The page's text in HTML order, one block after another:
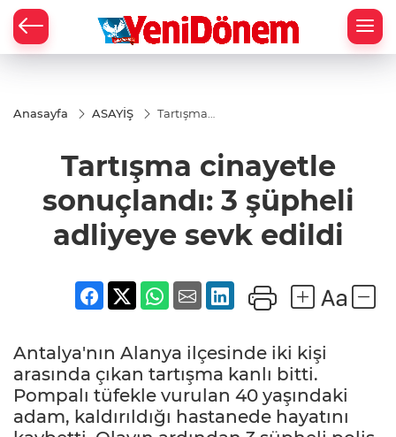
Anasayfa ASAYİŞ
Tartışma
adliyeye
Tartışma cinayetle
sonuçlandı: 3 şüpheli
adliyeye sevk edildi
Antalya'nın Alanya ilçesinde iki kişi
arasında çıkan tartışma kanlı bitti.
Pompalı tüfekle vurulan 40 yaşındaki
adam, kaldırıldığı hastanede hayatını